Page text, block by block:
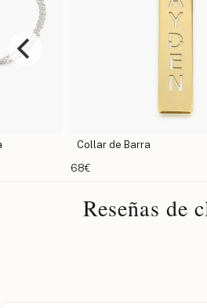
Collar de Barra
68€
Reseñas de